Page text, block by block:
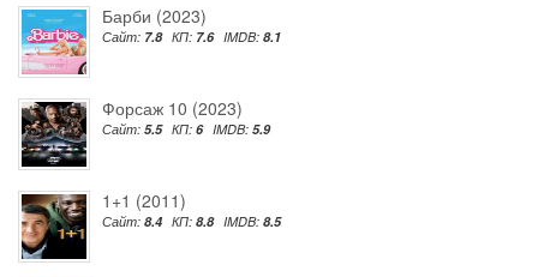
Барби (2023)
Сайт: 7.8 КП: 7.6 IMDB: 8.1
Форсаж 10 (2023)
Сайт: 5.5 КП: 6 IMDB: 5.9
1+1 (2011)
Сайт: 8.4 КП: 8.8 IMDB: 8.5